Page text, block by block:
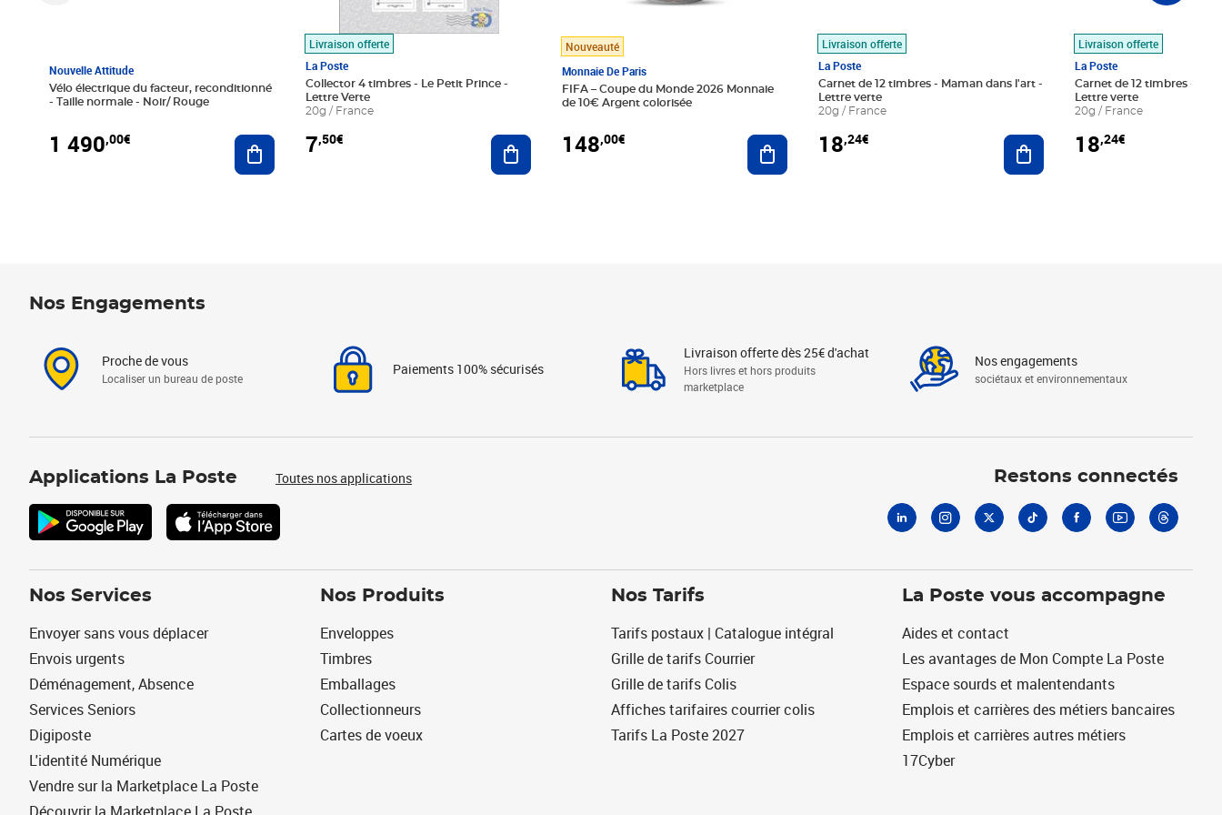
Nouvelle Attitude
Vélo électrique du facteur, reconditionné
- Taille normale - Noir/ Rouge
1 490,00€ Ajouter au panier
Livraison offerte
La Poste
Collector 4 timbres - Le Petit Prince -
Lettre Verte
20g / France
7,50€ Ajouter au panier
Nouveauté
Monnaie De Paris
FIFA – Coupe du Monde 2026 Monnaie
de 10€ Argent colorisée
148,00€ Ajouter au panier
Livraison offerte
La Poste
Carnet de 12 timbres - Maman dans l'art -
Lettre verte
20g / France
18,24€ Ajouter au panier
Livraison offerte
La Poste
Carnet de 12 timbres - Le
Lettre verte
20g / France
18,24€
Nos Engagements
Proche de vous
Localiser un bureau de poste
Paiements 100% sécurisés
Livraison offerte dès 25€ d'achat
Hors livres et hors produits
marketplace
Nos engagements
sociétaux et environnementaux
Applications La Poste Toutes nos applications Restons connectés
Nos Services
Envoyer sans vous déplacer
Envois urgents
Déménagement, Absence
Services Seniors
Digiposte
L'identité Numérique
Vendre sur la Marketplace La Poste
Nos Produits
Enveloppes
Timbres
Emballages
Collectionneurs
Cartes de voeux
Nos Tarifs
Tarifs postaux | Catalogue intégral
Grille de tarifs Courrier
Grille de tarifs Colis
Affiches tarifaires courrier colis
Tarifs La Poste 2027
La Poste vous accompagne
Aides et contact
Les avantages de Mon Compte La Poste
Espace sourds et malentendants
Emplois et carrières des métiers bancaires
Emplois et carrières autres métiers
17Cyber